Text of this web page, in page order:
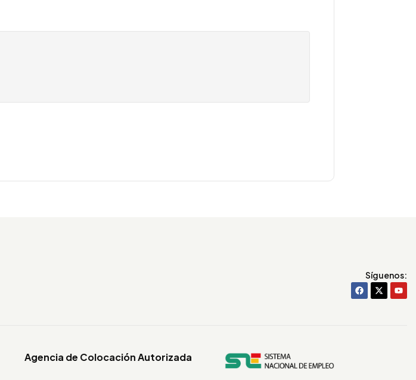
Síguenos:
Agencia de Colocación Autorizada